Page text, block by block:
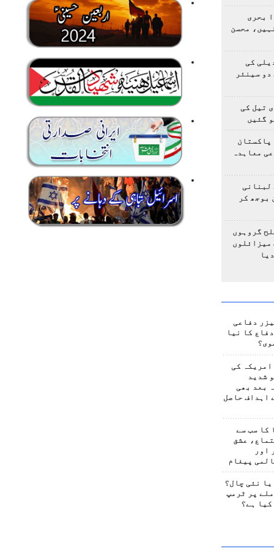
بحری
محسن
کی
سینئر
تیل کی
گئیں
پاکستان
معاہدہ
لبنانی
بوجھ کر
گروہوں
میزائلوں
دفاعی
کا نیا
امریکہ کی
شدید
بعد بھی
اہداف حاصل
کا سب سے
عشق
اور
پیغام
نئی چال؟
پر ٹرمپ
کیا ہے؟